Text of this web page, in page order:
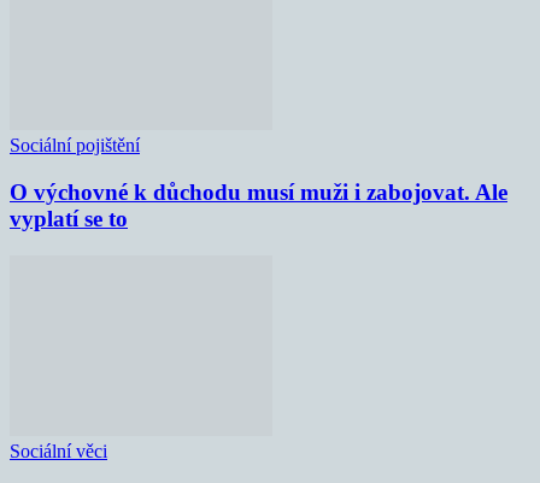
Sociální pojištění
O výchovné k důchodu musí muži i zabojovat. Ale
vyplatí se to
Sociální věci